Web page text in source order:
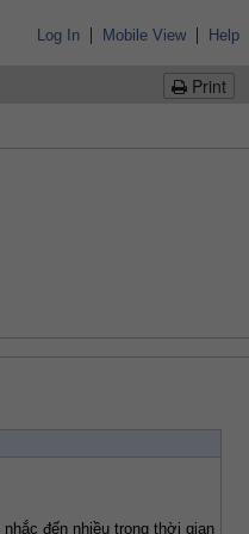
Log In | Mobile View | Help
Print
đến nhiều trong thời gian